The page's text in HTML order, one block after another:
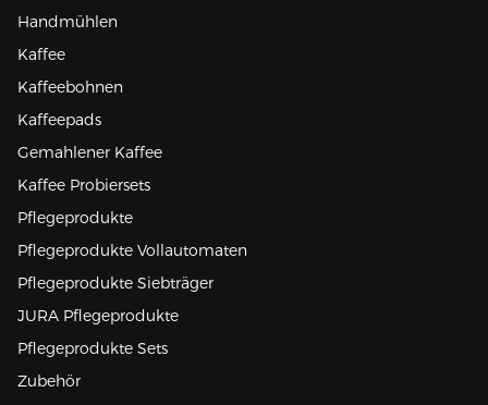
Handmühlen
Kaffee
Kaffeebohnen
Kaffeepads
Gemahlener Kaffee
Kaffee Probiersets
Pflegeprodukte
Pflegeprodukte Vollautomaten
Pflegeprodukte Siebträger
JURA Pflegeprodukte
Pflegeprodukte Sets
Zubehör